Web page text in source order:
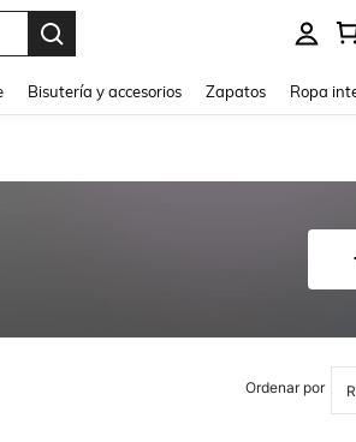
Bisutería y accesorios Zapatos Ropa
Ordenar por